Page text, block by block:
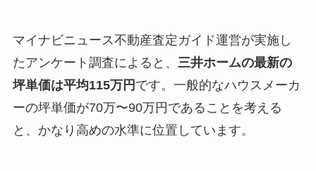
マイナビニュース不動産査定ガイド運営が実施し
たアンケート調査によると、 三井ホームの最新の
坪単価は平均115万円 です。一般的なハウスメーカ
ーの坪単価が70万〜90万円であることを考える
と、かなり高めの水準に位置しています。